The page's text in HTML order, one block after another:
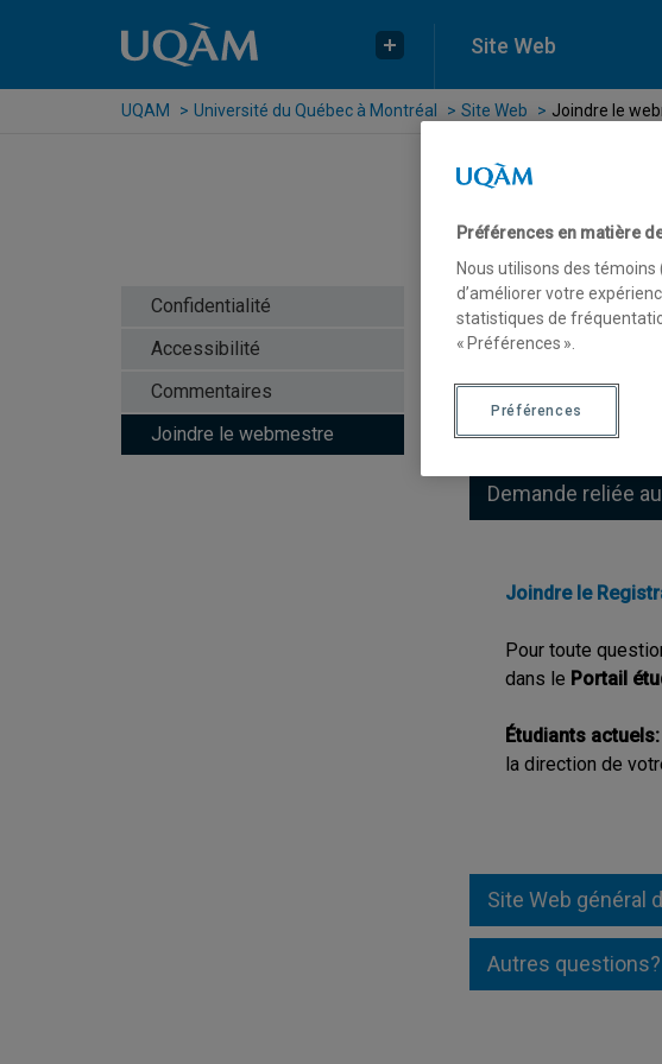
Raccourci vers le contenu
Raccourci vers le menu principal
Raccourci vers la recherche
Plus UQAMSite Web
UQAM Université du Québec à Montréal Site Web Joindre le
Confidentialité
Accessibilité
Commentaires
Joindre le webmestre
Joindre
Quel est le
Demande reliée
Joindre le
Pour toute
dans le Portail
Étudiants actuels:
la direction de
Site Web général
Autres questions?
Préférences en matière
Nous utilisons des
d’améliorer votre
statistiques de
« Préférences ».
Préférences